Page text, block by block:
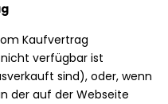
Kaufvertrag
verfügbar ist
sind), oder, wenn
der auf der Webseite